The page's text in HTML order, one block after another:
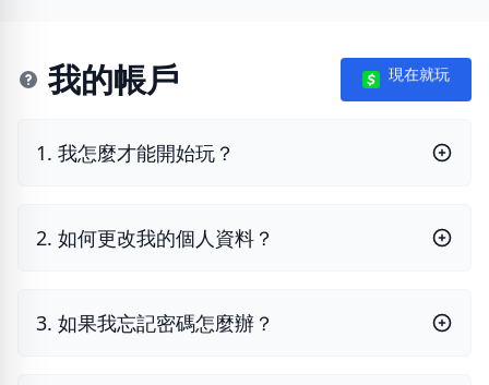
我的帳戶 現在就玩
1. 我怎麼才能開始玩？
2. 如何更改我的個人資料？
3. 如果我忘記密碼怎麼辦？